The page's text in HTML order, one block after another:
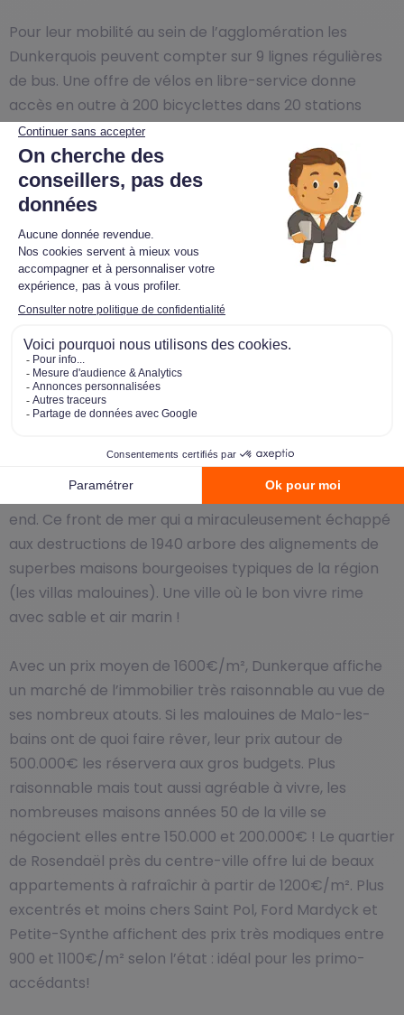
Pour leur mobilité au sein de l’agglomération les
Dunkerquois peuvent compter sur 9 lignes régulières
de bus. Une offre de vélos en libre-service donne
accès en outre à 200 bicyclettes dans 20 stations
réparties dans toute la ville.
Selon l’INSEE, Dunkerque compte 45.344 logements
dont 55,9% d’appartements et 43,2% de maisons
(18,7% de T1 et T2, 47,9% de T3 et T4 et 33,4% de T5 et
plus). La ville de Dunkerque s’est organisée autour du
port qui la fait vivre. La ville compte aujourd’hui six
grands quartiers y compris son centre historique. Le
architecture flamande de toute beauté semble
vouloir défier celle non moins sublime de la Côte
d’Opale. Nouveaux éco-quartiers et réhabilitations de
friches industrielles ont, ces dernières années, offert
une apparence plus dynamique aux quartiers
périphériques. Incontournable la station de Malo-les-
Bains rassemble tous les dunkerquois chaque week-
end. Ce front de mer qui a miraculeusement échappé
aux destructions de 1940 arbore des alignements de
superbes maisons bourgeoises typiques de la région
(les villas malouines). Une ville où le bon vivre rime
avec sable et air marin !
Avec un prix moyen de 1600€/m², Dunkerque affiche
un marché de l’immobilier très raisonnable au vue de
ses nombreux atouts. Si les malouines de Malo-les-
bains ont de quoi faire rêver, leur prix autour de
500.000€ les réservera aux gros budgets. Plus
raisonnable mais tout aussi agréable à vivre, les
nombreuses maisons années 50 de la ville se
négocient elles entre 150.000 et 200.000€ ! Le quartier
de Rosendaël près du centre-ville offre lui de beaux
appartements à rafraîchir à partir de 1200€/m². Plus
excentrés et moins chers Saint Pol, Ford Mardyck et
Petite-Synthe affichent des prix très modiques entre
900 et 1100€/m² selon l’état : idéal pour les primo-
accédants!